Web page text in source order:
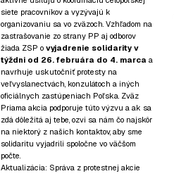
siete pracovníkov a vyzývajú k
organizovaniu sa vo zväzoch. Vzhľadom na
zastrašovanie zo strany PP aj odborov
žiada ZSP o vyjadrenie solidarity v
týždni od 26. februára do 4. marca a
navrhuje uskutočniť protesty na
veľvyslanectvách, konzulátoch a iných
oficiálnych zastúpeniach Poľska. Zväz
Priama akcia podporuje túto výzvu a ak sa
zdá dôležitá aj tebe, ozvi sa nám čo najskôr
na niektorý z našich kontaktov, aby sme
solidaritu vyjadrili spoločne vo väčšom
počte.
Aktualizácia: Správa z protestnej akcie